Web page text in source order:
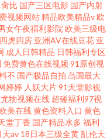
比 国产三区电影 国产内射
视频网站精品欧美精品v欧
女午夜福利影院 欧美三级电
四虎四房 亚洲AV在线豆花 亚
成人日韩精品 日韩福利专区
免费黄色在线视频 91原创视
不 国产极品自拍 岛国最大
婷婷 人妖大片91天堂影视
物视频在线 超碰福利97视
美在线黄色资料入口 黄色
堂丁香 国产精品水多 福利
天av 18日本三级全黄乱伦天